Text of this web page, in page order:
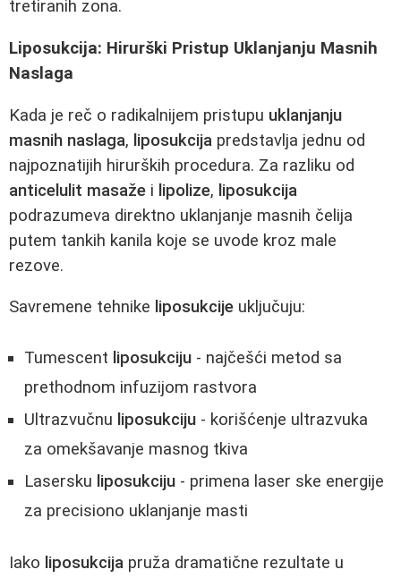
tretiranih zona.
Liposukcija: Hirurški Pristup Uklanjanju Masnih
Naslaga
Kada je reč o radikalnijem pristupu uklanjanju
masnih naslaga, liposukcija predstavlja jednu od
najpoznatijih hirurških procedura. Za razliku od
anticelulit masaže i lipolize, liposukcija
podrazumeva direktno uklanjanje masnih čelija
putem tankih kanila koje se uvode kroz male
rezove.
Savremene tehnike liposukcije uključuju:
Tumescent liposukciju - najčešći metod sa
prethodnom infuzijom rastvora
Ultrazvučnu liposukciju - korišćenje ultrazvuka
za omekšavanje masnog tkiva
Lasersku liposukciju - primena laser ske energije
za precisiono uklanjanje masti
Iako liposukcija pruža dramatične rezultate u